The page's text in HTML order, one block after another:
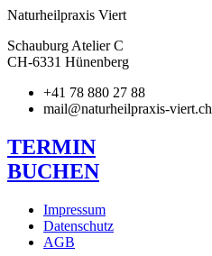
Naturheilpraxis Viert
Schauburg Atelier C
CH-6331 Hünenberg
+41 78 880 27 88
mail@naturheilpraxis-viert.ch
TERMIN
BUCHEN
Impressum
Datenschutz
AGB